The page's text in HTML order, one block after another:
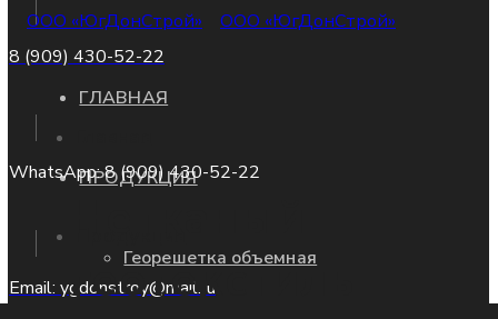
ГЛАВНАЯ
ПРОДУКЦИЯ
Георешетка объемная
8 (909) 430-52-22
WhatsApp: 8 (909) 430-52-22
Email: ygdonstroy@mail.ru
геотекстиль